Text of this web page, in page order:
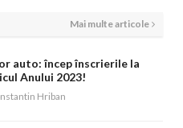
Mai multe articole
auto: încep înscrierile la
Anului 2023!
Hriban